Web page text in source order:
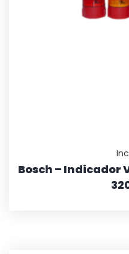
Bosch – Indicador